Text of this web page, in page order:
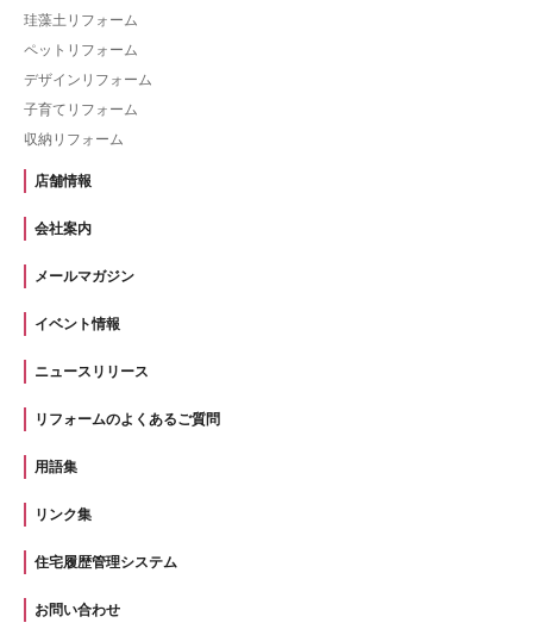
珪藻土リフォーム
ペットリフォーム
デザインリフォーム
子育てリフォーム
収納リフォーム
店舗情報
会社案内
メールマガジン
イベント情報
ニュースリリース
リフォームのよくあるご質問
用語集
リンク集
住宅履歴管理システム
お問い合わせ